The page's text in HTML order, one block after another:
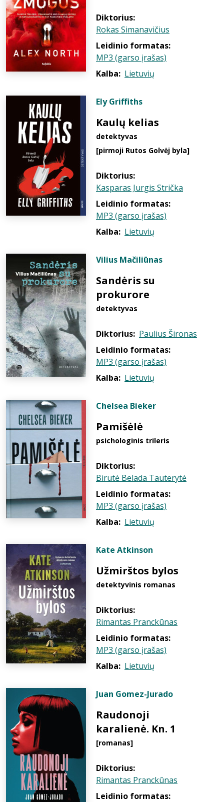
Diktorius:
Rokas Simanavičius
Leidinio formatas:
MP3 (garso įrašas)
Kalba: Lietuvių
Ely Griffiths
Kaulų kelias
detektyvas
[pirmoji Rutos Golvėj byla]
Diktorius:
Kasparas Jurgis Strička
Leidinio formatas:
MP3 (garso įrašas)
Kalba: Lietuvių
Vilius Mačiliūnas
Sandėris su
prokurore
detektyvas
Diktorius: Paulius Šironas
Leidinio formatas:
MP3 (garso įrašas)
Kalba: Lietuvių
Chelsea Bieker
Pamišėlė
psichologinis trileris
Diktorius:
Birutė Belada Tauterytė
Leidinio formatas:
MP3 (garso įrašas)
Kalba: Lietuvių
Kate Atkinson
Užmirštos bylos
detektyvinis romanas
Diktorius:
Rimantas Pranckūnas
Leidinio formatas:
MP3 (garso įrašas)
Kalba: Lietuvių
Juan Gomez-Jurado
Raudonoji
karalienė. Kn. 1
[romanas]
Diktorius:
Rimantas Pranckūnas
Leidinio formatas: